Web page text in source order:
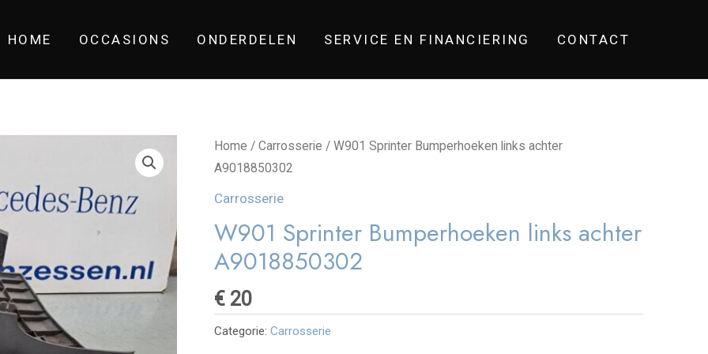
HOME OCCASIONS ONDERDELEN SERVICE EN FINANCIERING CONTACT
Home /Carrosserie / W901 Sprinter Bumperhoeken links achter
A9018850302
Carrosserie
W901 Sprinter Bumperhoeken links achter
A9018850302
€ 20
Categorie:Carrosserie